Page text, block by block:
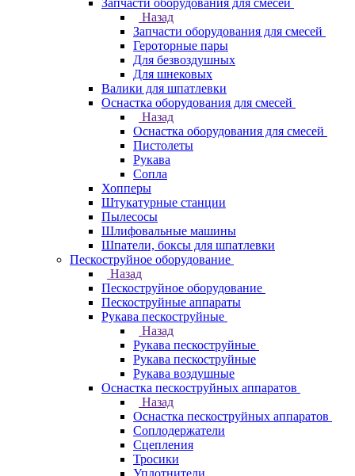
Запчасти оборудования для смесей
Назад
Запчасти оборудования для смесей
Героторные пары
Для безвоздушных
Для шнековых
Валики для шпатлевки
Оснастка оборудования для смесей
Назад
Оснастка оборудования для смесей
Пистолеты
Рукава
Сопла
Хопперы
Штукатурные станции
Пылесосы
Шлифовальные машины
Шпатели, боксы для шпатлевки
Пескоструйное оборудование
Назад
Пескоструйное оборудование
Пескоструйные аппараты
Рукава пескоструйные
Назад
Рукава пескоструйные
Рукава пескоструйные
Рукава воздушные
Оснастка пескоструйных аппаратов
Назад
Оснастка пескоструйных аппаратов
Соплодержатели
Сцепления
Тросики
Уплотнители